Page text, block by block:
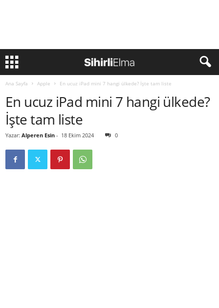
Ana Sayfa Apple En ucuz iPad mini 7 hangi ülkede? İşte tam liste
En ucuz iPad mini 7 hangi ülkede?
İşte tam liste
Yazar: Alperen Esin - 18 Ekim 2024 0